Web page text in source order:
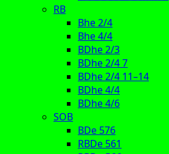
RB
Bhe 2/4
Bhe 4/4
BDhe 2/3
BDhe 2/4 7
BDhe 2/4 11–14
BDhe 4/4
BDhe 4/6
SOB
BDe 576
RBDe 561